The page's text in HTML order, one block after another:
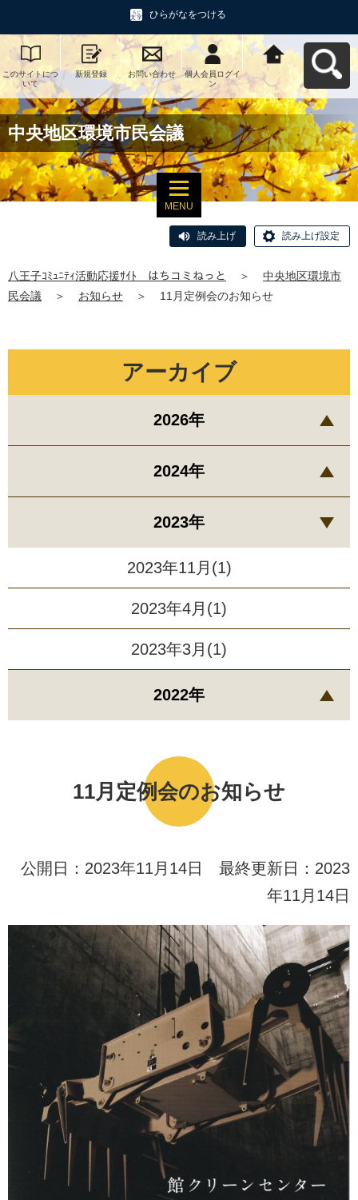
ひらがなをつける
このサイトにつ
いて
新規登録 お問い合わせ
個人会員ログイ
ン
八王子ｺﾐｭﾆﾃｨ活
動応援ｻｲﾄ はち
コミねっとへ戻
る
中央地区環境市民会議
MENU
読み上げ 読み上げ設定
八王子ｺﾐｭﾆﾃｨ活動応援ｻｲﾄ はちコミねっと ＞
中央地区環境市
民会議
＞ お知らせ ＞ 11月定例会のお知らせ
11月定例会のお知らせ
公開日：2023年11月14日 最終更新日：2023
年11月14日
アーカイブ
2026年
2024年
2023年
2023年11月(1)
2023年4月(1)
2023年3月(1)
2022年